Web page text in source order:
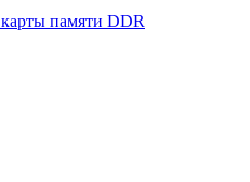
памяти DDR